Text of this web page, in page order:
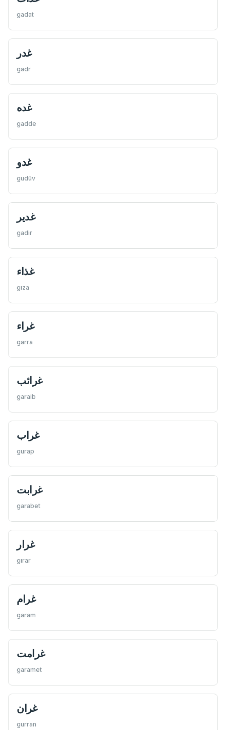
gadat
غدر
gadr
غده
gadde
غدو
gudüv
غدير
gadir
غذاء
gıza
غراء
garra
غرائب
garaib
غراب
gurap
غرابت
garabet
غرار
gırar
غرام
garam
غرامت
garamet
غران
gurran